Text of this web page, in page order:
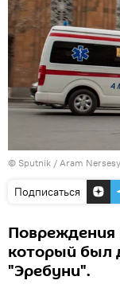
© Sputnik / Aram
Подписаться
Повреждения
который был
"Эребуни".